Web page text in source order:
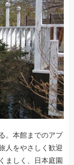
。本館までのアプ
人をやさしく歓迎
ましく、日本庭園